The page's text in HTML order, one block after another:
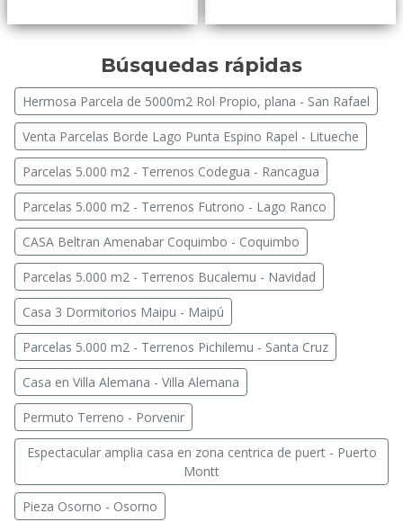
Búsquedas rápidas
Hermosa Parcela de 5000m2 Rol Propio, plana - San Rafael
Venta Parcelas Borde Lago Punta Espino Rapel - Litueche
Parcelas 5.000 m2 - Terrenos Codegua - Rancagua
Parcelas 5.000 m2 - Terrenos Futrono - Lago Ranco
CASA Beltran Amenabar Coquimbo - Coquimbo
Parcelas 5.000 m2 - Terrenos Bucalemu - Navidad
Casa 3 Dormitorios Maipu - Maipú
Parcelas 5.000 m2 - Terrenos Pichilemu - Santa Cruz
Casa en Villa Alemana - Villa Alemana
Permuto Terreno - Porvenir
Espectacular amplia casa en zona centrica de puert - Puerto
Montt
Pieza Osorno - Osorno